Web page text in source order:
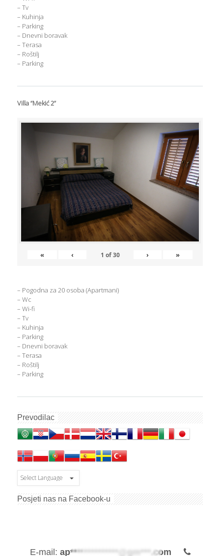
– Tv
– Kuhinja
– Parking
– Dnevni boravak
– Terasa
– Roštilj
– Parking
Villa “Mekić 2”
« ‹ 1 of30 › »
– Pogodna za 20 osoba (Apartmani)
– Wc
– Wi-fi
– Tv
– Kuhinja
– Parking
– Dnevni boravak
– Terasa
– Roštilj
– Parking
Prevodilac
Posjeti nas na Facebook-u
E-mail: ap**************@gm***.com